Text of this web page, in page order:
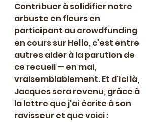
Contribuer à solidifier notre
arbuste en fleurs en
participant au crowdfunding
en cours sur Hello, c'est entre
autres aider à la parution de
ce recueil — en mai,
vraisemblablement. Et d'ici là,
Jacques sera revenu, grâce à
la lettre que j'ai écrite à son
ravisseur et que voici :